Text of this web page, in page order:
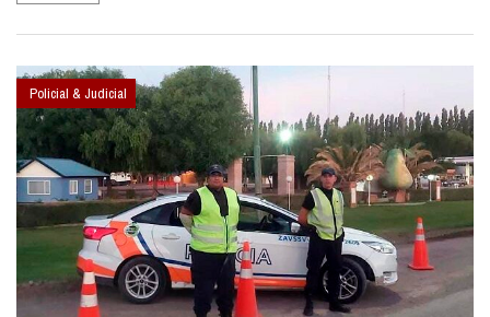
Policial & Judicial